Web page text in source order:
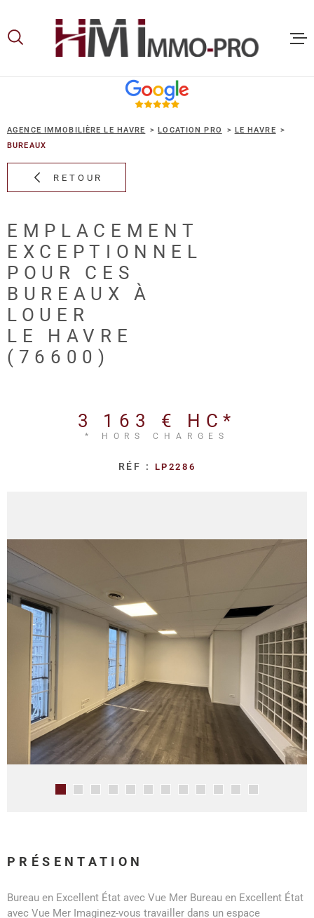
lamenu
contenu
AGENCE IMMOBILIÈRE LE HAVRE LOCATION PRO
LE HAVRE
BUREAUX
RETOUR
EMPLACEMENT
EXCEPTIONNEL
POUR CES
BUREAUX À
LOUER
LE HAVRE
(76600)
3 163 € HC*
* HORS CHARGES
RÉF : LP2286
PRÉSENTATION
Bureau en Excellent État avec Vue Mer Bureau en Excellent État
avec Vue Mer Imaginez-vous travailler dans un espace